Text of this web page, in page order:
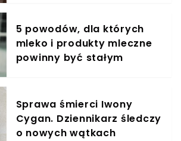
5 powodów, dla których
mleko i produkty mleczne
powinny być stałym
Sprawa śmierci Iwony
Cygan. Dziennikarz śledczy
o nowych wątkach